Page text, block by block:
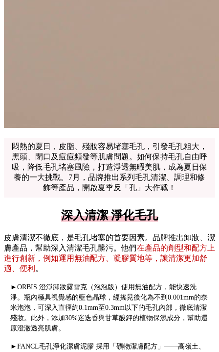
悶熱的夏日，皮脂、殘妝容易堵塞毛孔，引發毛孔粗大，
黑頭、閉口及痘痘頻發等肌膚問題。如何保持毛孔自由呼
吸，降低毛孔堵塞風險，打造淨透無暇美肌，成為夏日保
養的一大挑戰。7月，品牌推出系列毛孔清潔、調理和修
飾等產品，開啟夏季反「孔」大作戰！
深入清潔 淨化毛孔
皮膚清潔不徹底，是毛孔堵塞的首要因素。品牌推出卸妝、潔
膚產品，幫助深入清潔毛孔髒污。他們在產品的劑型和配方上
進行創新，例如運用無油配方、凝膠質地等，讓清潔更加舒
適、便利 。
►ORBIS 澄淨卸妝露雪克（泡泡版）使用無油配方，能快速洗
淨。瓶內極具視覺感的藍色晶球，經搖晃後化為不到0.001mm的奈
米泡泡，可深入直徑約0.1mm至0.3mm以下的毛孔內部，徹底清潔
殘妝。此外，添加30%迷迭香與甘草酸鉀的植物保濕成分，幫助還
原澄澈透亮肌膚。
►FANCL毛孔淨化潔膚泥膠 採用「礦物潔膚配方」——高嶺土、